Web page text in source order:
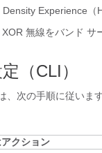
Experience（
無線をバンド
（CLI）
、次の手順に従います
クション